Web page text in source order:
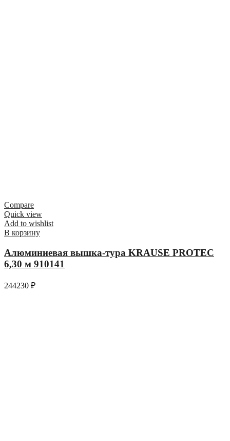
Compare
Quick view
Add to wishlist
В корзину
Алюминиевая вышка-тура KRAUSE PROTEC
6,30 м 910141
244230 ₽